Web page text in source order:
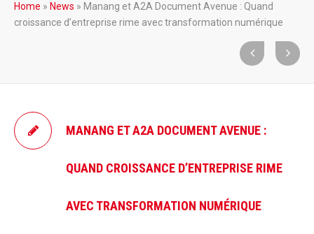
Home » News » Manang et A2A Document Avenue : Quand
croissance d’entreprise rime avec transformation numérique
MANANG ET A2A DOCUMENT AVENUE :
QUAND CROISSANCE D’ENTREPRISE RIME
AVEC TRANSFORMATION NUMÉRIQUE